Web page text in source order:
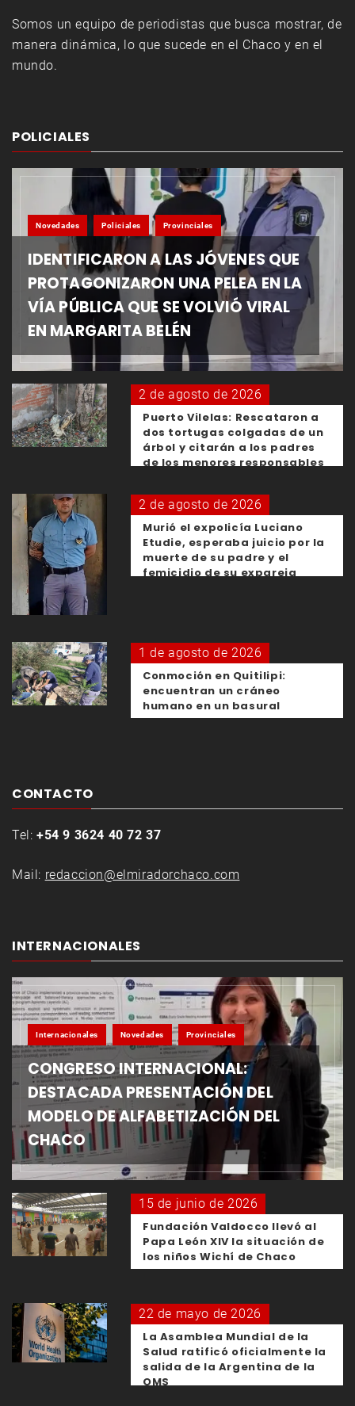
Somos un equipo de periodistas que busca mostrar, de
manera dinámica, lo que sucede en el Chaco y en el
mundo.
POLICIALES
Novedades Policiales Provinciales
IDENTIFICARON A LAS JÓVENES QUE
PROTAGONIZARON UNA PELEA EN LA
VÍA PÚBLICA QUE SE VOLVIÓ VIRAL
EN MARGARITA BELÉN
2 de agosto de 2026
Puerto Vilelas: Rescataron a
dos tortugas colgadas de un
árbol y citarán a los padres
de los menores responsables
2 de agosto de 2026
Murió el expolicía Luciano
Etudie, esperaba juicio por la
muerte de su padre y el
femicidio de su expareja
1 de agosto de 2026
Conmoción en Quitilipi:
encuentran un cráneo
humano en un basural
CONTACTO
Tel: +54 9 3624 40 72 37
Mail: redaccion@elmiradorchaco.com
INTERNACIONALES
Internacionales Novedades Provinciales
CONGRESO INTERNACIONAL:
DESTACADA PRESENTACIÓN DEL
MODELO DE ALFABETIZACIÓN DEL
CHACO
15 de junio de 2026
Fundación Valdocco llevó al
Papa León XIV la situación de
los niños Wichí de Chaco
22 de mayo de 2026
La Asamblea Mundial de la
Salud ratificó oficialmente la
salida de la Argentina de la
OMS